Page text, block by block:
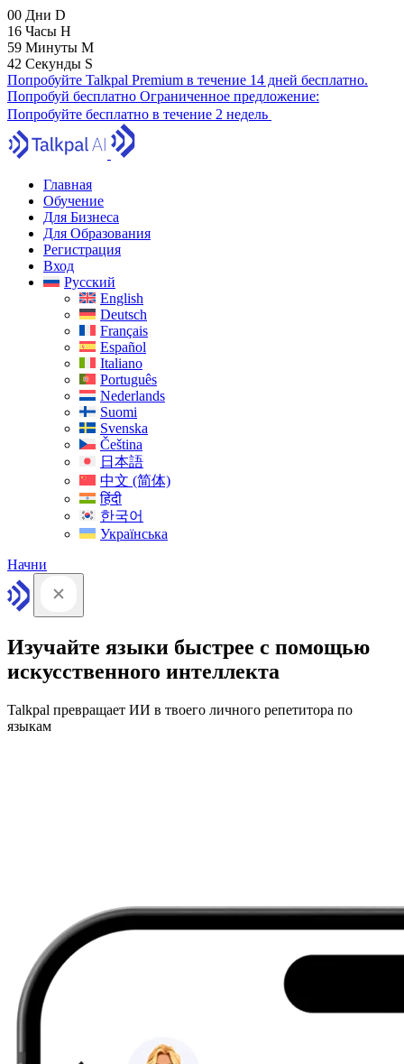
00 Дни D
16 Часы H
59 Минуты M
41 Секунды S
Попробуйте Talkpal Premium в течение 14 дней бесплатно.
Попробуй бесплатно Ограниченное предложение:
Попробуйте бесплатно в течение 2 недель
Главная
Обучение
Для Бизнеса
Для Образования
Регистрация
Вход
Русский
English
Deutsch
Français
Español
Italiano
Português
Nederlands
Suomi
Svenska
Čeština
日本語
中文 (简体)
हिंदी
한국어
Українська
Начни
Изучайте языки быстрее с помощью
искусственного интеллекта
Talkpal превращает ИИ в твоего личного репетитора по
языкам